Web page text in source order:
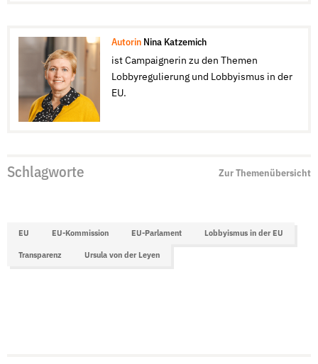
Autorin Nina Katzemich
ist Campaignerin zu den Themen
Lobbyregulierung und Lobbyismus in der
EU.
Schlagworte Zur Themenübersicht
EU EU-Kommission EU-Parlament Lobbyismus in der EU
Transparenz Ursula von der Leyen